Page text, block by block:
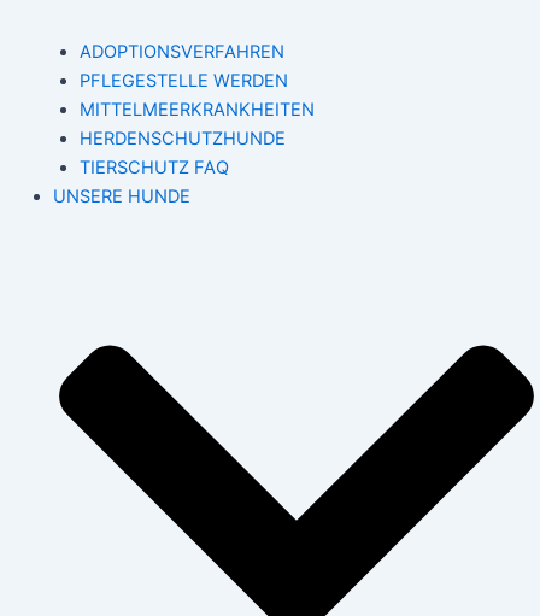
ADOPTIONSVERFAHREN
PFLEGESTELLE WERDEN
MITTELMEERKRANKHEITEN
HERDENSCHUTZHUNDE
TIERSCHUTZ FAQ
UNSERE HUNDE